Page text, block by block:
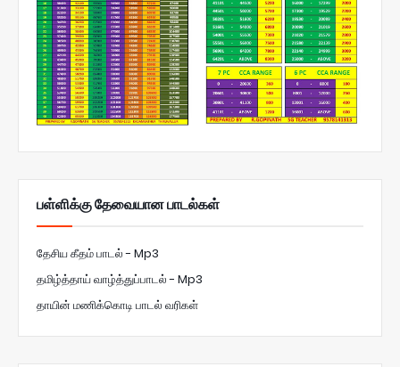
பள்ளிக்கு தேவையான பாடல்கள்
தேசிய கீதம் பாடல் - Mp3
தமிழ்த்தாய் வாழ்த்துப்பாடல் - Mp3
தாயின் மணிக்கொடி பாடல் வரிகள்